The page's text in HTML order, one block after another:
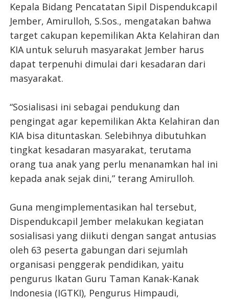
Kepala Bidang Pencatatan Sipil Dispendukcapil
Jember, Amirulloh, S.Sos., mengatakan bahwa
target cakupan kepemilikan Akta Kelahiran dan
KIA untuk seluruh masyarakat Jember harus
dapat terpenuhi dimulai dari kesadaran dari
masyarakat.
“Sosialisasi ini sebagai pendukung dan
pengingat agar kepemilikan Akta Kelahiran dan
KIA bisa dituntaskan. Selebihnya dibutuhkan
tingkat kesadaran masyarakat, terutama
orang tua anak yang perlu menanamkan hal ini
kepada anak sejak dini,” terang Amirulloh.
Guna mengimplementasikan hal tersebut,
Dispendukcapil Jember melakukan kegiatan
sosialisasi yang diikuti dengan sangat antusias
oleh 63 peserta gabungan dari sejumlah
organisasi penggerak pendidikan, yaitu
pengurus Ikatan Guru Taman Kanak-Kanak
Indonesia (IGTKI), Pengurus Himpaudi,